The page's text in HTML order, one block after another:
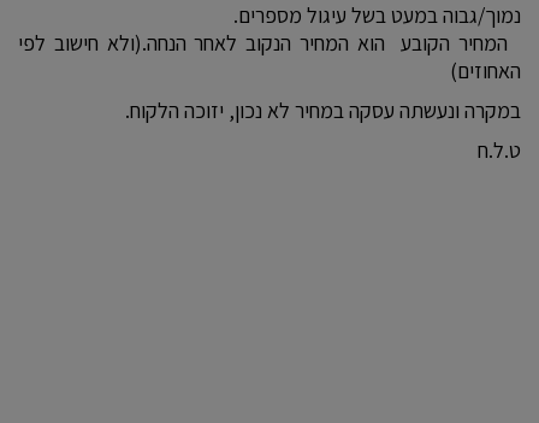
נמוך/גבוה במעט בשל עיגול מספרים.
המחיר הקובע הוא המחיר הנקוב לאחר הנחה.(ולא חישוב לפי
האחוזים)
במקרה ונעשתה עסקה במחיר לא נכון, יזוכה הלקוח.
ט.ל.ח